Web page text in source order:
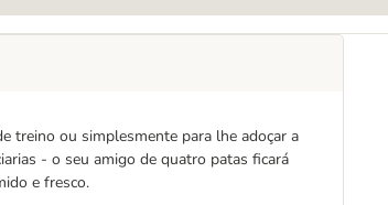
treino ou simplesmente para lhe adoçar a
- o seu amigo de quatro patas ficará
e fresco.